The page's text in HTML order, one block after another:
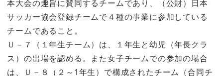
本大会の趣旨に賛同するチームであり、（公財）日本
サッカー協会登録チームで４種の事業に参加している
チームであること。
Ｕ－７（１年生チーム）は、１年生と幼児（年長クラ
ス）の出場を認める。また女子チームでの参加の場合
は、Ｕ－８（２～1年生）で構成されたチーム（合同チ